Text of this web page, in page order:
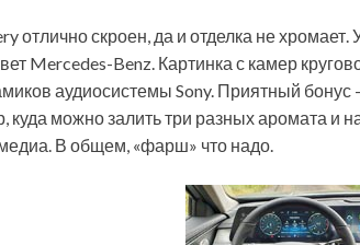
отлично скроен, да и отделка не
Mercedes-Benz. Картинка с камер
аудиосистемы Sony. Приятный бонус
куда можно залить три разных аромата и
В общем, «фарш» что надо.